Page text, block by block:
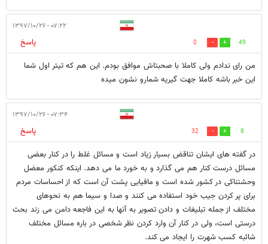
۰۷:۲۲ - ۱۳۹۷/۱۰/۲۶
49
0
پاسخ
من رای ندادم ولی کاملا با صحبتاش موافق بودم. این هم که تیتر اول شما
این خبر باشه کاملا جهت گیریه شمارو نشون میده
۰۷:۳۴ - ۱۳۹۷/۱۰/۲۶
8
32
پاسخ
در گفته های ایشان تناقض بسیار زیاد است و مسائل غلط را در کنار بعضی
مسائل درست کنار هم می گذارد و به خورد ما می دهد. اینکه کنکور معضل
وحشتناکی در کشور شده است و مافیایی پشت آن است که از احساسات مردم
برای پر کردن جیب خود استفاده می کنند و صدا و سیما هم به نحوهای
مختلف از جمله تبلیغات و دادن تصویر به آنها به این فاجعه دامن می زند بحث
درستی است، ولی در کنار آن وارد کردن نظر شخصی در باره مسائل مختلف
شائبه کسب شهرت را ایجاد می کند.